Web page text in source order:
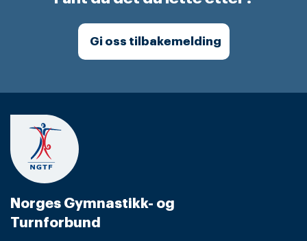
Gi oss tilbakemelding
Norges Gymnastikk- og
Turnforbund